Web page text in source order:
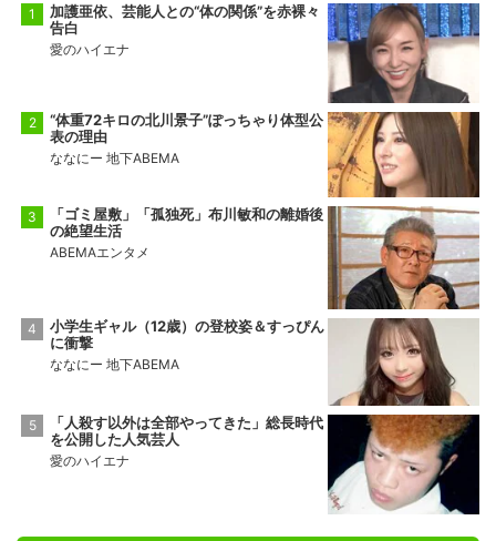
加護亜依、芸能人との“体の関係”を赤裸々
告白
愛のハイエナ
“体重72キロの北川景子”ぽっちゃり体型公
表の理由
ななにー 地下ABEMA
「ゴミ屋敷」「孤独死」布川敏和の離婚後
の絶望生活
ABEMAエンタメ
小学生ギャル（12歳）の登校姿＆すっぴん
に衝撃
ななにー 地下ABEMA
「人殺す以外は全部やってきた」総長時代
を公開した人気芸人
愛のハイエナ